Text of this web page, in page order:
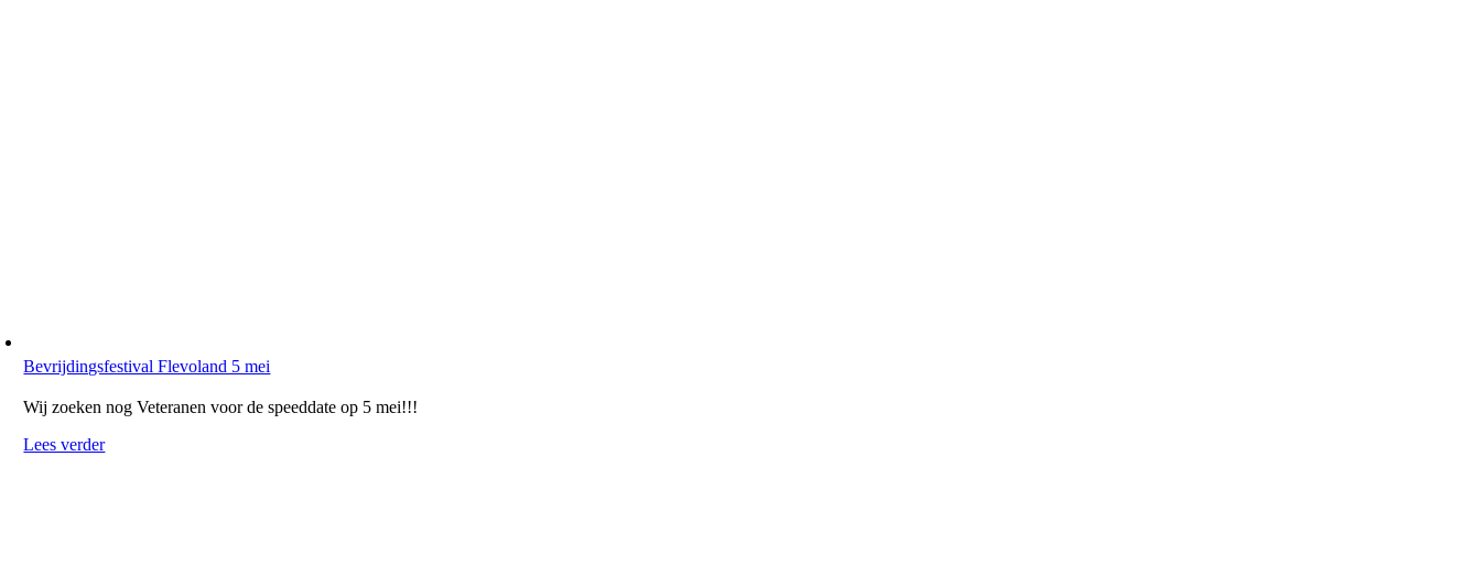
Bevrijdingsfestival Flevoland 5 mei
Wij zoeken nog Veteranen voor de speeddate op 5 mei!!!
Lees verder